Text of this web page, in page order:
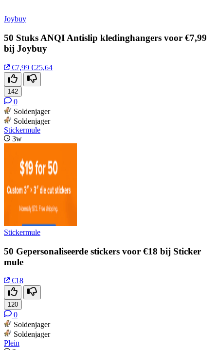
Joybuy
50 Stuks ANQI Antislip kledinghangers voor €7,99
bij Joybuy
€7,99 €25,64
142
0
Soldenjager
Soldenjager
Stickermule
3w
Stickermule
50 Gepersonaliseerde stickers voor €18 bij Sticker
mule
€18
120
0
Soldenjager
Soldenjager
Plein